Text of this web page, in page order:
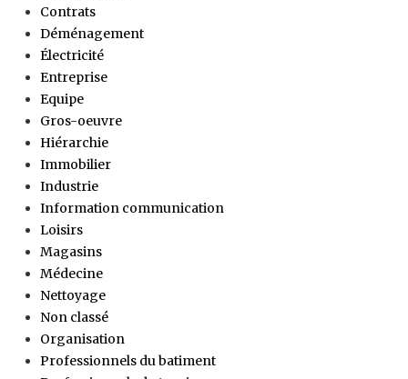
Contrats
Déménagement
Électricité
Entreprise
Equipe
Gros-oeuvre
Hiérarchie
Immobilier
Industrie
Information communication
Loisirs
Magasins
Médecine
Nettoyage
Non classé
Organisation
Professionnels du batiment